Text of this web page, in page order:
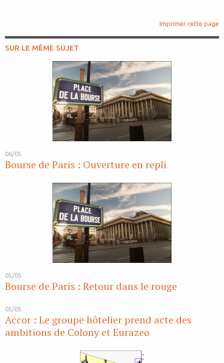
Imprimer cette page
SUR LE MÊME SUJET
06/05
Bourse de Paris : Ouverture en repli
05/05
Bourse de Paris : Retour dans le rouge
05/05
Accor : Le groupe hôtelier prend acte des
ambitions de Colony et Eurazeo